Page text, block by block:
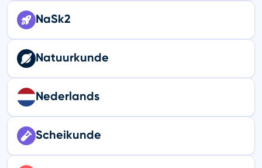
NaSk2
Natuurkunde
Nederlands
Scheikunde